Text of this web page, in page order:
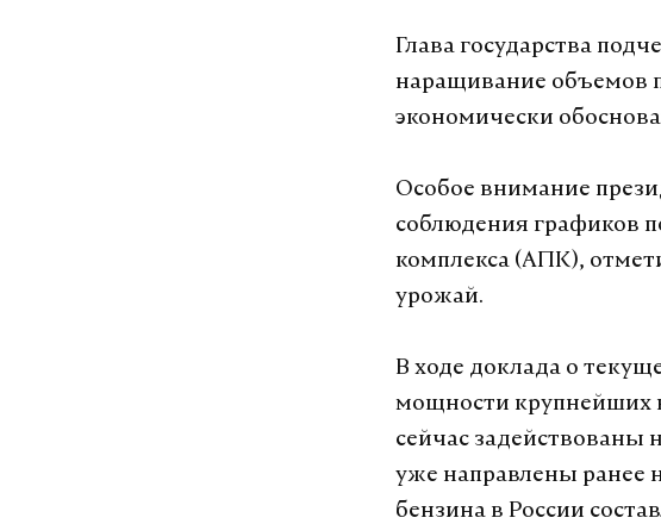
Глава государства
наращивание объемов
экономически
Особое внимание
соблюдения графиков
комплекса (АПК),
урожай.
В ходе доклада о
мощности крупнейших
сейчас
уже направлены ранее
бензина в России